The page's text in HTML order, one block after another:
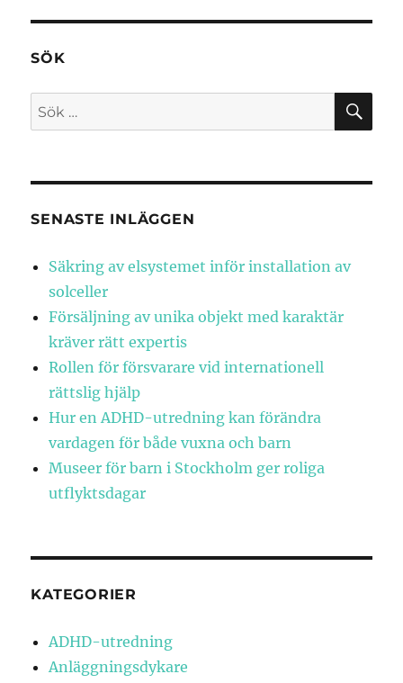
SÖK
Sök
efter:
SENASTE INLÄGGEN
Säkring av elsystemet inför installation av
solceller
Försäljning av unika objekt med karaktär
kräver rätt expertis
Rollen för försvarare vid internationell
rättslig hjälp
Hur en ADHD-utredning kan förändra
vardagen för både vuxna och barn
Museer för barn i Stockholm ger roliga
utflyktsdagar
KATEGORIER
ADHD-utredning
Anläggningsdykare